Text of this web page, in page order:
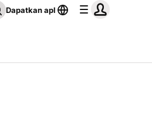
Dapatkan apl